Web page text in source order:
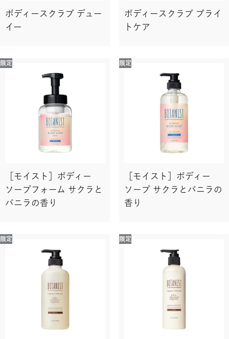
ボディースクラブ デュー
イー
ボディースクラブ ブライ
トケア
限定
［モイスト］ボディー
ソープフォーム サクラと
バニラの香り
限定
［モイスト］ボディー
ソープ サクラとバニラの
香り
限定 限定